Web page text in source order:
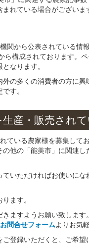
れている場合がございま
関から公表されている情
ら構成されております。
なります。
の多くの消費者の方に興
す。
生産・販売され
いる農家様を募集して
他の「能美市」に関連
いただければお使いにな
ます。
ますようお願い致しま
お問合せフォームよりお気
登録いただくと、ご希望